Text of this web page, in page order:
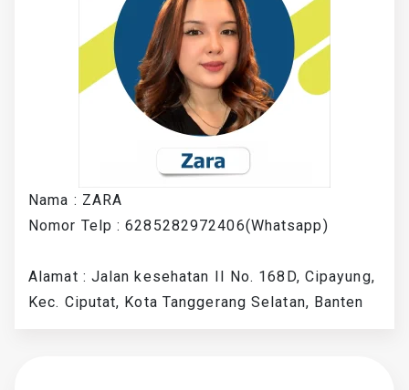
Nama : ZARA
Nomor Telp : 6285282972406(Whatsapp)
Alamat : Jalan kesehatan II No. 168D, Cipayung,
Kec. Ciputat, Kota Tanggerang Selatan, Banten